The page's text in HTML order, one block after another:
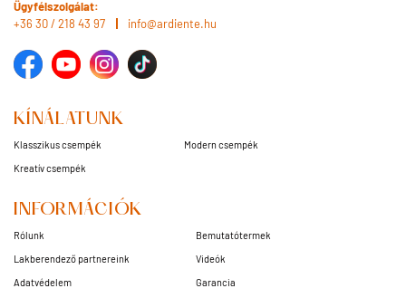
Ügyfélszolgálat:
+36 30 / 218 43 97
info@ardiente.hu
KÍNÁLATUNK
Klasszikus csempék
Modern csempék
Kreatív csempék
INFORMÁCIÓK
Rólunk
Bemutatótermek
Lakberendező partnereink
Videók
Adatvédelem
Garancia